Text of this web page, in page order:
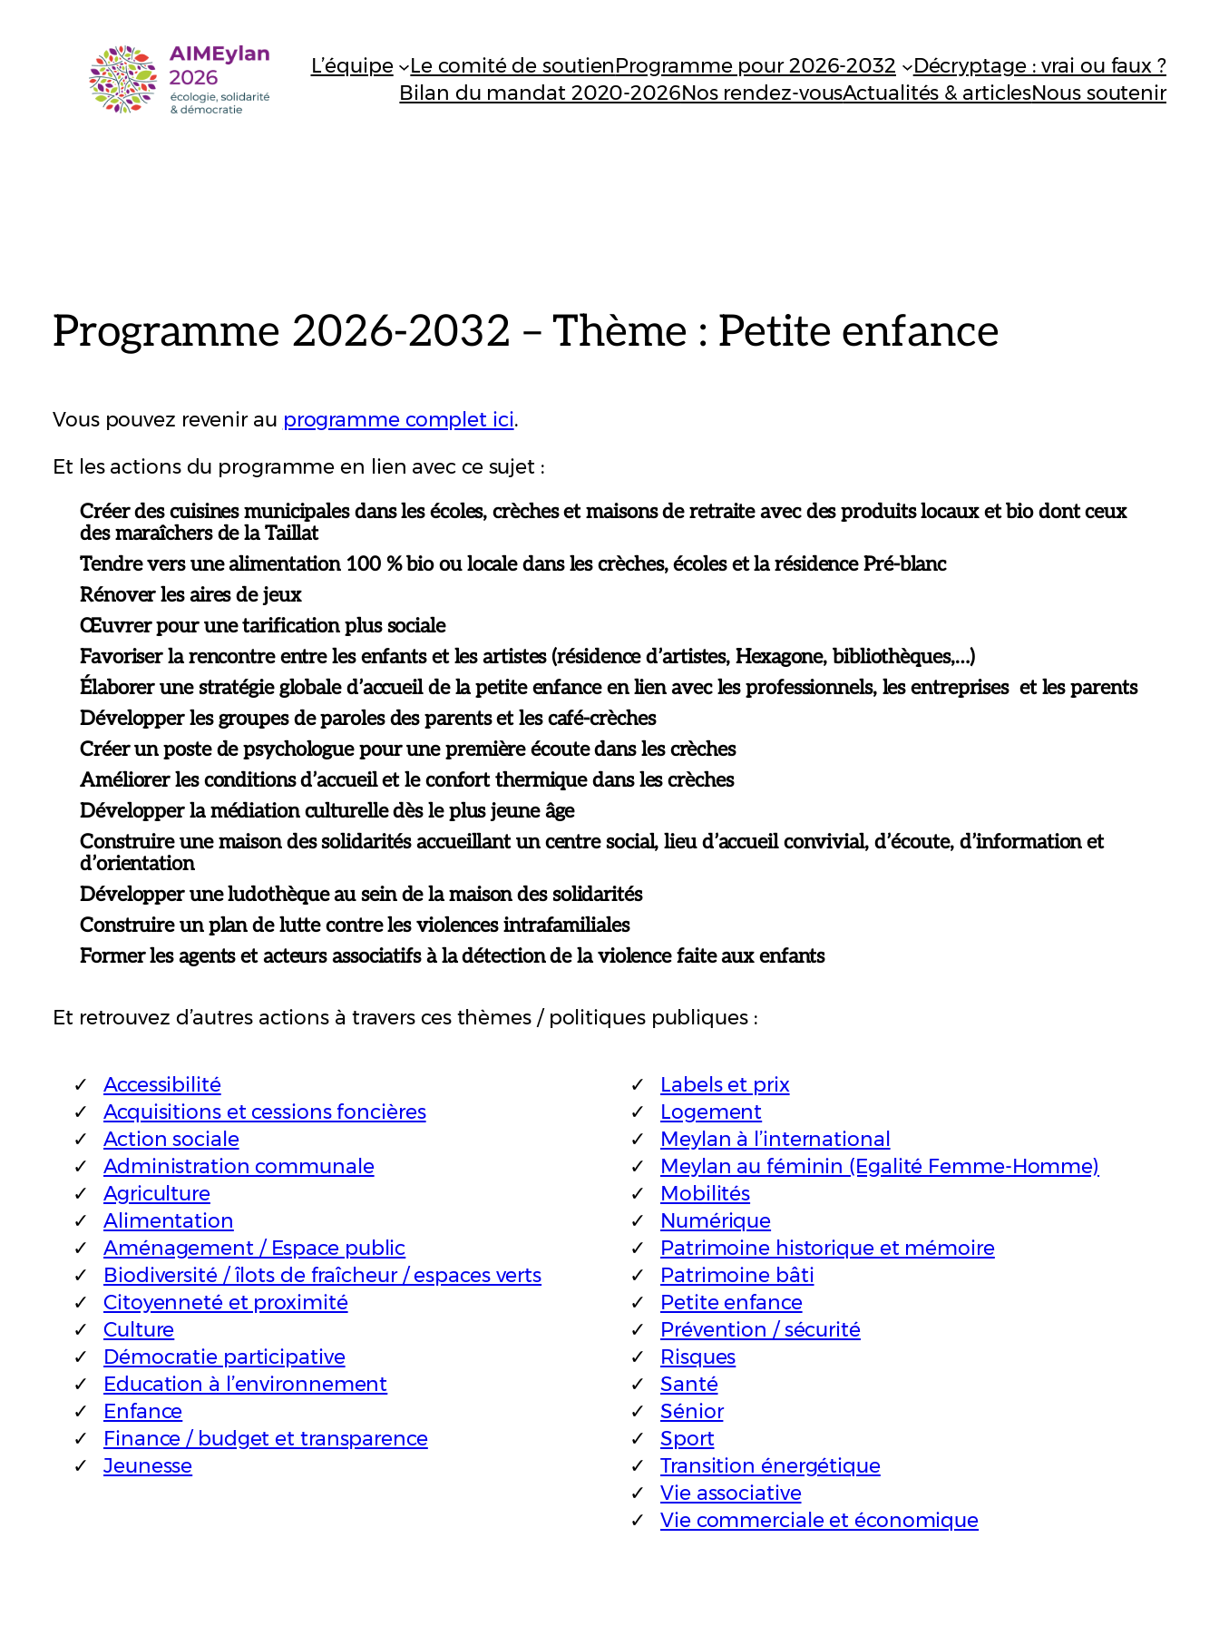
L’équipe Le comité de soutienProgramme pour 2026-2032
Décryptage : vrai ou faux ?
Bilan du mandat 2020-2026Nos rendez-vousActualités & articlesNous soutenir
Programme 2026-2032 – Thème : Petite enfance
Vous pouvez revenir au programme complet ici.
Et les actions du programme en lien avec ce sujet :
Créer des cuisines municipales dans les écoles, crèches et maisons de retraite avec des produits locaux et bio dont ceux
des maraîchers de la Taillat
Tendre vers une alimentation 100 % bio ou locale dans les crèches, écoles et la résidence Pré-blanc
Rénover les aires de jeux
Œuvrer pour une tarification plus sociale
Favoriser la rencontre entre les enfants et les artistes (résidence d’artistes, Hexagone, bibliothèques,…)
Élaborer une stratégie globale d’accueil de la petite enfance en lien avec les professionnels, les entreprises et les parents
Développer les groupes de paroles des parents et les café-crèches
Créer un poste de psychologue pour une première écoute dans les crèches
Améliorer les conditions d’accueil et le confort thermique dans les crèches
Développer la médiation culturelle dès le plus jeune âge
Construire une maison des solidarités accueillant un centre social, lieu d’accueil convivial, d’écoute, d’information et
d’orientation
Développer une ludothèque au sein de la maison des solidarités
Construire un plan de lutte contre les violences intrafamiliales
Former les agents et acteurs associatifs à la détection de la violence faite aux enfants
Et retrouvez d’autres actions à travers ces thèmes / politiques publiques :
Accessibilité
Acquisitions et cessions foncières
Action sociale
Administration communale
Agriculture
Alimentation
Aménagement / Espace public
Biodiversité / îlots de fraîcheur / espaces verts
Citoyenneté et proximité
Culture
Démocratie participative
Education à l’environnement
Enfance
Finance / budget et transparence
Jeunesse
Labels et prix
Logement
Meylan à l’international
Meylan au féminin (Egalité Femme-Homme)
Mobilités
Numérique
Patrimoine historique et mémoire
Patrimoine bâti
Petite enfance
Prévention / sécurité
Risques
Santé
Sénior
Sport
Transition énergétique
Vie associative
Vie commerciale et économique